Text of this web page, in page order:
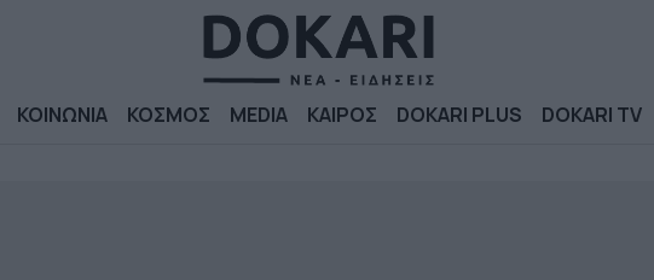
ΚΟΙΝΩΝΙΑ ΚΟΣΜΟΣ MEDIA ΚΑΙΡΟΣ DOKARI PLUS DOKARI TV